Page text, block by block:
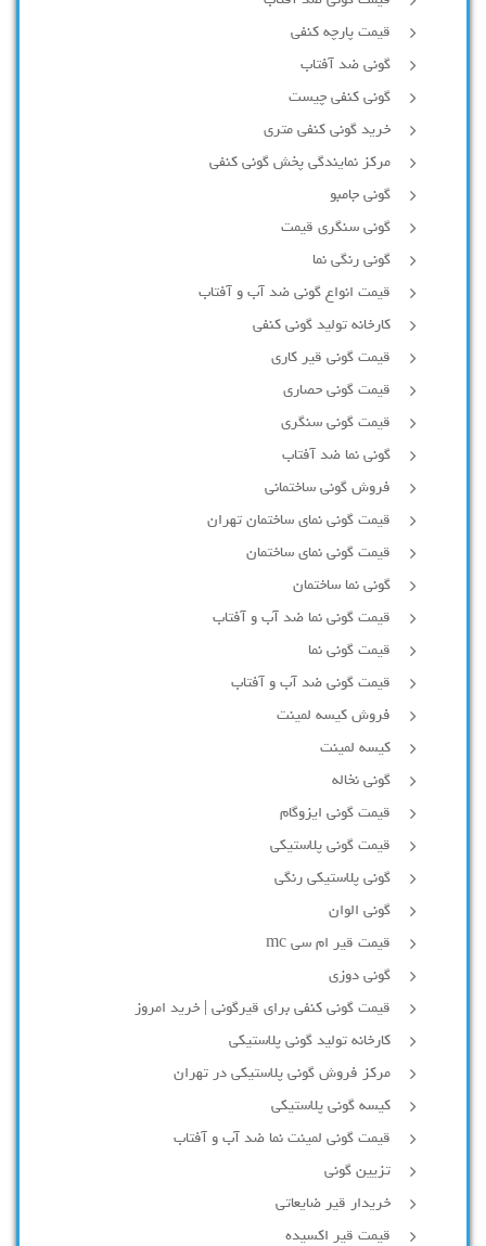
قیمت پارچه کنفی
گونی ضد آفتاب
گونی کنفی چیست
خرید گونی کنفی متری
مرکز نمایندگی پخش گونی کنفی
گونی جامبو
گونی سنگری قیمت
گونی رنگی نما
قیمت انواع گونی ضد آب و آفتاب
کارخانه تولید گونی کنفی
قیمت گونی قیر کاری
قیمت گونی حصاری
قیمت گونی سنگری
گونی نما ضد آفتاب
فروش گونی ساختمانی
قیمت گونی نمای ساختمان تهران
قیمت گونی نمای ساختمان
گونی نما ساختمان
قیمت گونی نما ضد آب و آفتاب
قیمت گونی نما
قیمت گونی ضد آب و آفتاب
فروش کیسه لمینت
کیسه لمینت
گونی نخاله
قیمت گونی ایزوگام
قیمت گونی پلاستیکی
گونی پلاستیکی رنگی
گونی الوان
قیمت قیر ام سی mc
گونی دوزی
قیمت گونی کنفی برای قیرگونی | خرید امروز
کارخانه تولید گونی پلاستیکی
مرکز فروش گونی پلاستیکی در تهران
کیسه گونی پلاستیکی
قیمت گونی لمینت نما ضد آب و آفتاب
تزیین گونی
خریدار قیر ضایعاتی
قیمت قیر اکسیده